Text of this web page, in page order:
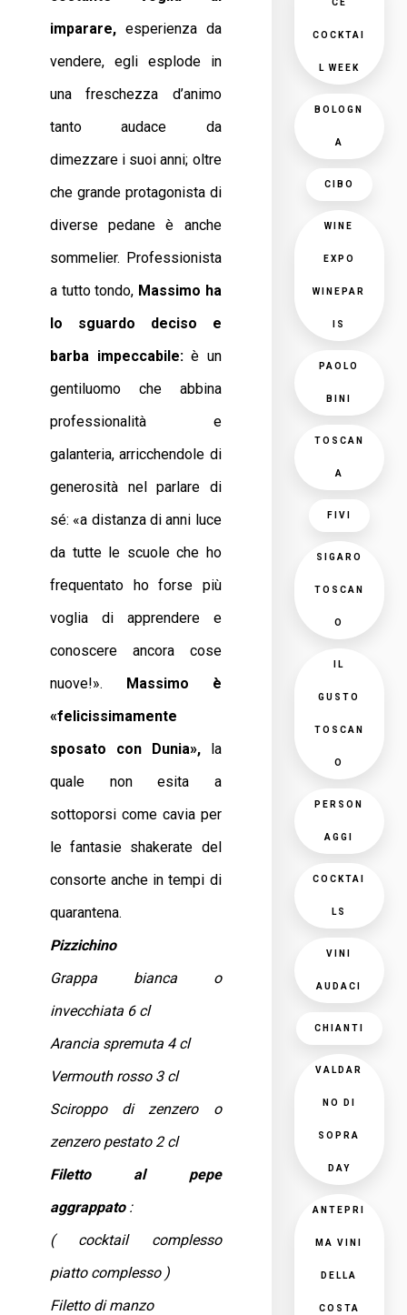
imparare, esperienza da
vendere, egli esplode in
una freschezza d’animo
tanto audace da
dimezzare i suoi anni; oltre
che grande protagonista di
diverse pedane è anche
sommelier. Professionista
a tutto tondo, Massimo ha
lo sguardo deciso e
barba impeccabile:è un
gentiluomo che abbina
professionalità e
galanteria, arricchendole di
generosità nel parlare di
sé: «a distanza di anni luce
da tutte le scuole che ho
frequentato ho forse più
voglia di apprendere e
conoscere ancora cose
nuove!». Massimo è
«felicissimamente
sposato con Dunia»,la
quale non esita a
sottoporsi come cavia per
le fantasie shakerate del
consorte anche in tempi di
quarantena.
Pizzichino
Grappa bianca o
invecchiata 6 cl
Arancia spremuta 4 cl
Vermouth rosso 3 cl
Sciroppo di zenzero o
zenzero pestato 2 cl
Filetto al pepe
aggrappato :
( cocktail complesso
piatto complesso )
Filetto di manzo
CE
COCKTAI
L WEEK
BOLOGN
A
CIBO
WINE
EXPO
WINEPAR
IS
PAOLO
BINI
TOSCAN
A
FIVI
SIGARO
TOSCAN
O
IL
GUSTO
TOSCAN
O
PERSON
AGGI
COCKTAI
LS
VINI
AUDACI
CHIANTI
VALDAR
NO DI
SOPRA
DAY
ANTEPRI
MA VINI
DELLA
COSTA